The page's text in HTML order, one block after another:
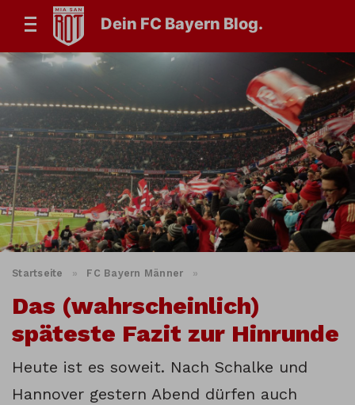
Dein FC Bayern Blog.
Startseite » FC Bayern Männer »
Das (wahrscheinlich)
späteste Fazit zur Hinrunde
Heute ist es soweit. Nach Schalke und
Hannover gestern Abend dürfen auch